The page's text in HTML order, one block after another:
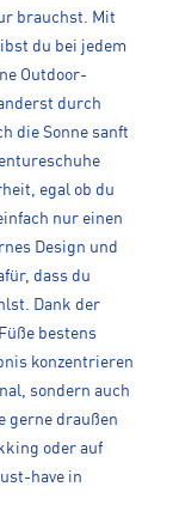
brauchst. Mit
du bei jedem
Outdoor-
durch
die Sonne sanft
egal ob du
nur einen
Design und
dass du
Dank der
bestens
konzentrieren
sondern auch
gerne draußen
oder auf
have in